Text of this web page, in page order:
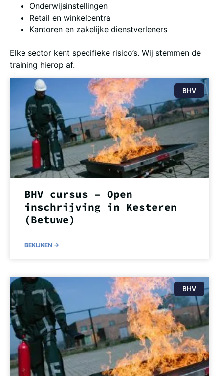
Onderwijsinstellingen
Retail en winkelcentra
Kantoren en zakelijke dienstverleners
Elke sector kent specifieke risico’s. Wij stemmen de
training hierop af.
BHV
BHV cursus – Open
inschrijving in Kesteren
(Betuwe)
BEKIJKEN ->
BHV